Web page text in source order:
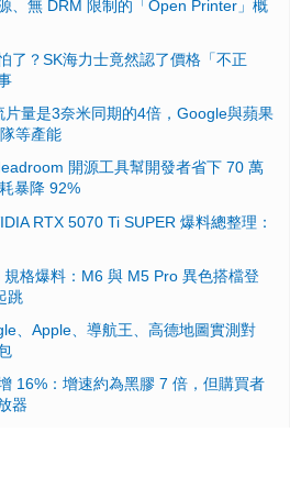
、無 DRM 限制的「Open Printer」概
了？SK海力士竟然認了價格「不正
片量是3奈米同期的4倍，Google與蘋果
等產能
開源工具幫開發者省下 70 萬
暴降 92%
RTX 5070 Ti SUPER 爆料總整理：
格爆料：M6 與 M5 Pro 異色搭檔登
跳
、Apple、導航王、高德地圖實測對
16%：增速約為黑膠 7 倍，但購買者
器